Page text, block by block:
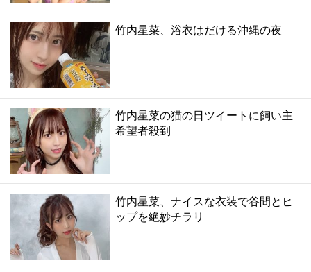
竹内星菜、浴衣はだける沖縄の夜
竹内星菜の猫の日ツイートに飼い主
希望者殺到
竹内星菜、ナイスな衣装で谷間とヒ
ップを絶妙チラリ